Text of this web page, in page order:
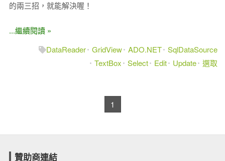
的兩三招，就能解決喔！
...繼續閱讀 »
DataReader GridView ADO.NET SqlDataSource
TextBox
Select Edit Update 選取
1
贊助商連結